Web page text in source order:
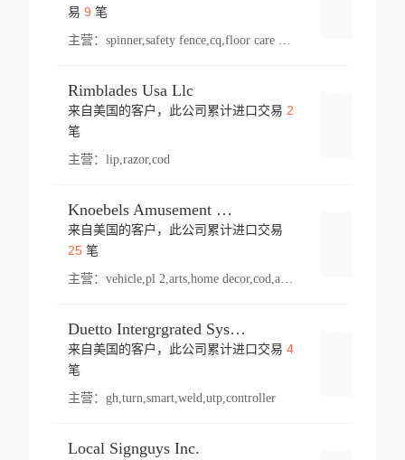
易 9 笔
主营：
Rimblades Usa Llc
来自美国的客户，此公司累计进口交易 2
笔
主营： lip,razor,cod
Knoebels Amusement Resort
来自美国的客户，此公司累计进口交易
25笔
主营： vehicle,pl 2,arts,home decor,cod,amusement ride,sea
Duetto Intergrgrated Systems Inc.
来自美国的客户，此公司累计进口交易 4
笔
主营： gh,turn,smart,weld,utp,controller
Local Signguys Inc.